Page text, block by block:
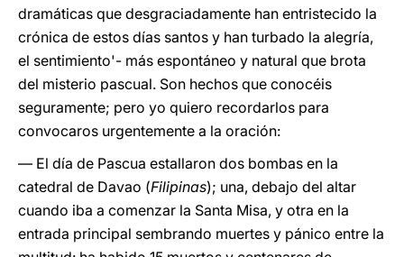
dramáticas que desgraciadamente han entristecido la
crónica de estos días santos y han turbado la alegría,
el sentimiento'- más espontáneo y natural que brota
del misterio pascual. Son hechos que conocéis
seguramente; pero yo quiero recordarlos para
convocaros urgentemente a la oración:
— El día de Pascua estallaron dos bombas en la
catedral de Davao (Filipinas); una, debajo del altar
cuando iba a comenzar la Santa Misa, y otra en la
entrada principal sembrando muertes y pánico entre la